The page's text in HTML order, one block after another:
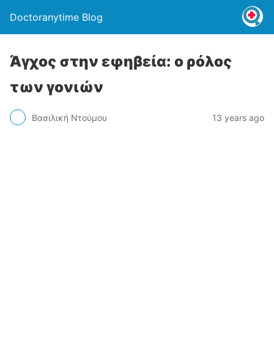
Doctoranytime Blog
Άγχος στην εφηβεία: o ρόλος
των γονιών
Βασιλική Ντούμου 13 years ago